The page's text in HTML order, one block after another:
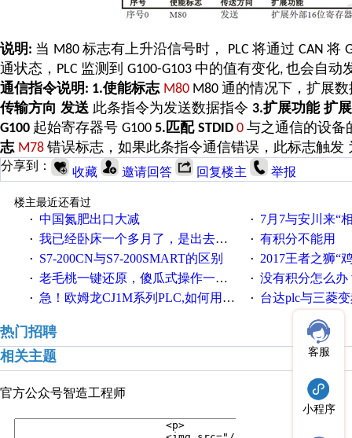
说明 : 当 M80 标志有上升沿信号时， PLC 将通过 CAN 将
通状态， PLC 监测到 G100-G103 中的值有变化, 也会自动
通信指令说明 : 1.使能标志 M80 M80 通的情况下，扩展
传输方向 发送 此条指令为发送数据指令 3.扩展功能 扩
G100 起始寄存器号 G100 5. 匹配 STDID 0 与之通信的设备
志 M78 错误标志，如果此条指令通信错误，此标志触发
分享到： 收藏 邀请回答 回复楼主 举报
楼主最近还看过
· 中国氮肥出口大减 · 7月7与安川来“
· 我已经卧床一个多月了，是出去安装机械手在高速遭遇车祸所致:大家工作都要特别注意啊 · 有积分不能用
· S7-200CN与S7-200SMART的区别 · 2017王者之狮“鸡”情签到
· 老毛桃一键还原，傻瓜式操作一键轻松备份还原；程序为向导式安装，一键即可实现自动备份或还原系统。 · 没有积分怎么办
· 急！欧姆龙CJ1M系列PLC,如何用时间控制变频器。要求时间在组态王中可以自由输入！拜托各位大神了！ · 台达plc与三菱
热门招聘
相关主题
官方公众号智造工程师
客服
小程序